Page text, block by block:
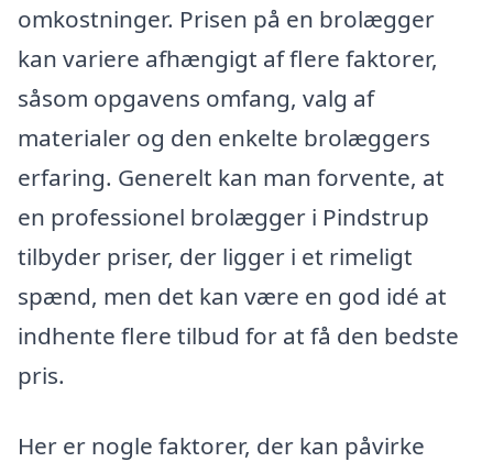
omkostninger. Prisen på en brolægger
kan variere afhængigt af flere faktorer,
såsom opgavens omfang, valg af
materialer og den enkelte brolæggers
erfaring. Generelt kan man forvente, at
en professionel brolægger i Pindstrup
tilbyder priser, der ligger i et rimeligt
spænd, men det kan være en god idé at
indhente flere tilbud for at få den bedste
pris.
Her er nogle faktorer, der kan påvirke